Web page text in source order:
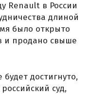
Renault в России
длиной
было открыто
и продано свыше
достигнуто,
суд,